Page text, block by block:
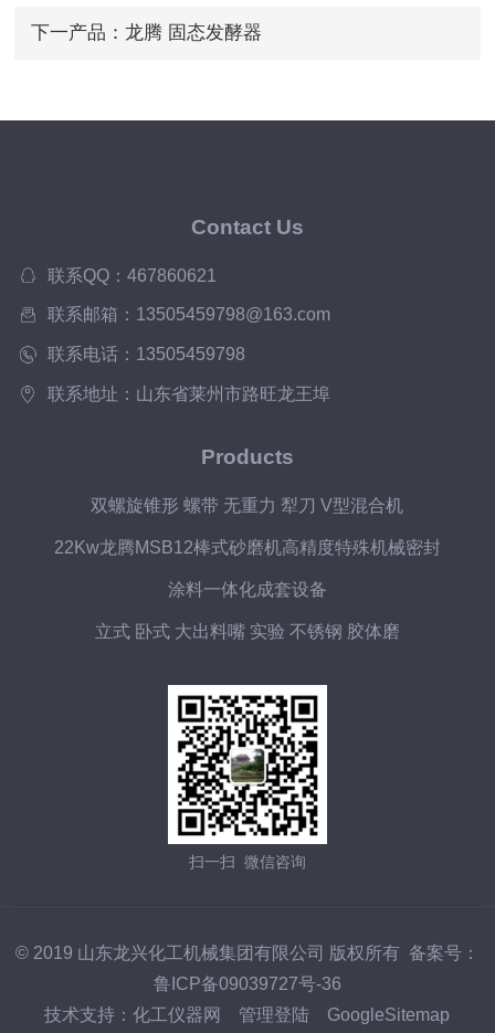
下一产品： 龙腾 固态发酵器
Contact Us
联系QQ：467860621
联系邮箱：13505459798@163.com
联系电话：13505459798
联系地址：山东省莱州市路旺龙王埠
Products
双螺旋锥形 螺带 无重力 犁刀 V型混合机
22Kw龙腾MSB12棒式砂磨机高精度特殊机械密封
涂料一体化成套设备
立式 卧式 大出料嘴 实验 不锈钢 胶体磨
扫一扫 微信咨询
© 2019 山东龙兴化工机械集团有限公司 版权所有 备案号：
鲁ICP备09039727号-36
技术支持：化工仪器网 管理登陆 GoogleSitemap